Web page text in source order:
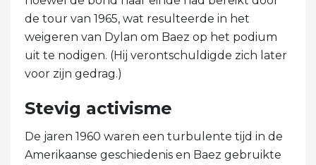
de tour van 1965, wat resulteerde in het
weigeren van Dylan om Baez op het podium
uit te nodigen. (Hij verontschuldigde zich later
voor zijn gedrag.)
Stevig activisme
De jaren 1960 waren een turbulente tijd in de
Amerikaanse geschiedenis en Baez gebruikte